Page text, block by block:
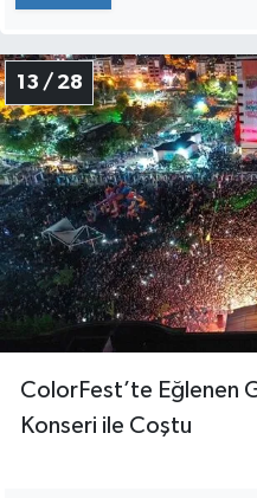
13 / 28
ColorFest’te Eğlenen
Konseri ile Coştu